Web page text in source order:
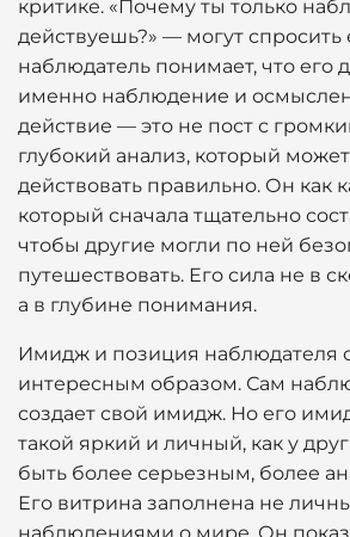
критике. «Почему ты только
действуешь?» — могут
наблюдатель понимает, что его
именно наблюдение и
действие — это не пост с
глубокий анализ, который
действовать правильно. Он как
который сначала тщательно
чтобы другие могли по ней
путешествовать. Его сила не в
а в глубине понимания.
Имидж и позиция наблюдателя
интересным образом. Сам
создает свой имидж. Но его
такой яркий и личный, как у
быть более серьезным, более
Его витрина заполнена не